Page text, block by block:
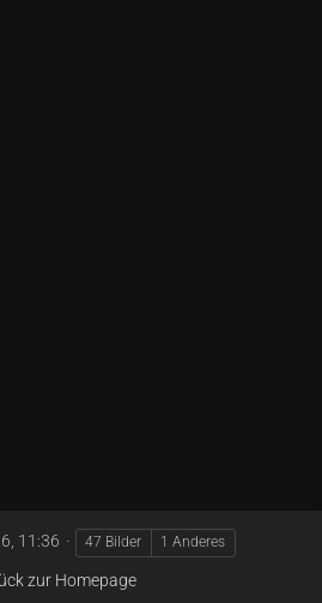
11:36 47 Bilder 1 Anderes
zur Homepage